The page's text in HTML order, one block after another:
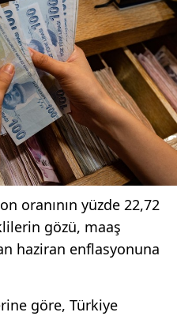
oranının yüzde 22,72
gözü, maaş
haziran enflasyonuna
göre, Türkiye